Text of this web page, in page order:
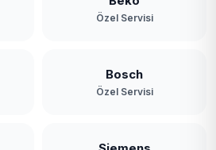
Özel Servisi
Bosch
Özel Servisi